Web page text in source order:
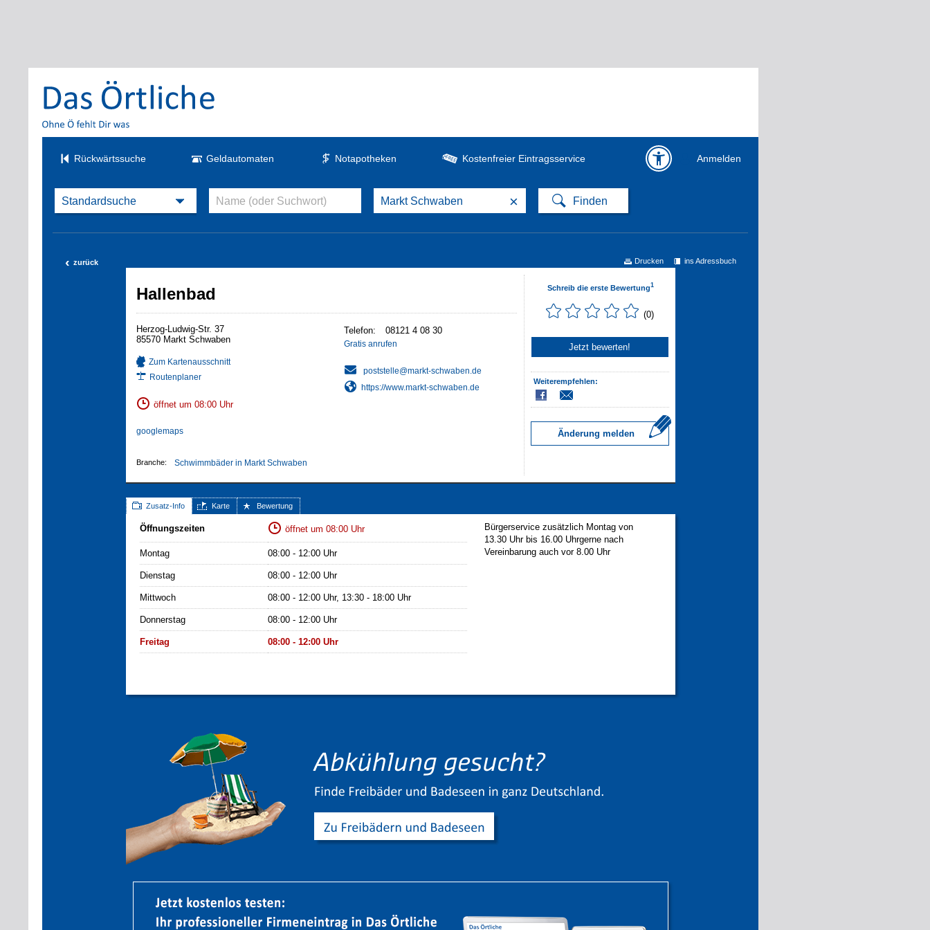
Rückwärtssuche Geldautomaten Notapotheken Kostenfreier Eintragsservice Anmelden
×
ins Adressbuch
Drucken
‹ zurück
Hallenbad
Herzog-Ludwig-Str. 37
85570 Markt Schwaben
Zum Kartenausschnitt
Routenplaner
öffnet um 08:00 Uhr
googlemaps
Telefon:
Gratis anrufen
https://www.markt-schwaben.de
Branche: Schwimmbäder in Markt Schwaben
Schreib die erste Bewertung1
(0)
Jetzt bewerten!
Weiterempfehlen:
Änderung melden
Zusatz-Info Karte Bewertung
Öffnungszeiten öffnet um 08:00 Uhr
Montag 08:00 - 12:00 Uhr
Dienstag 08:00 - 12:00 Uhr
Mittwoch 08:00 - 12:00 Uhr, 13:30 - 18:00 Uhr
Donnerstag 08:00 - 12:00 Uhr
Freitag 08:00 - 12:00 Uhr
Bürgerservice zusätzlich Montag von
13.30 Uhr bis 16.00 Uhrgerne nach
Vereinbarung auch vor 8.00 Uhr